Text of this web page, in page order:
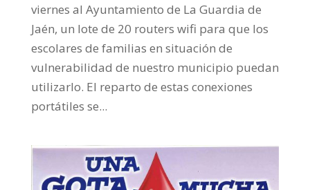
viernes al Ayuntamiento de La Guardia de
Jaén, un lote de 20 routers wifi para que los
escolares de familias en situación de
vulnerabilidad de nuestro municipio puedan
utilizarlo. El reparto de estas conexiones
portátiles se...